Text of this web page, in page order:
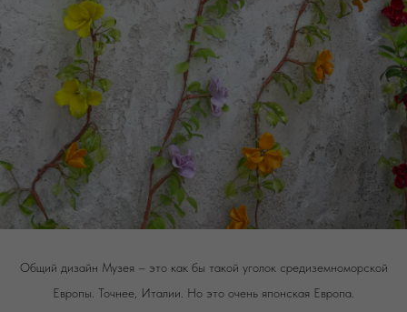
Общий дизайн Музея – это как бы такой уголок средиземноморской
Европы. Точнее, Италии. Но это очень японская Европа.